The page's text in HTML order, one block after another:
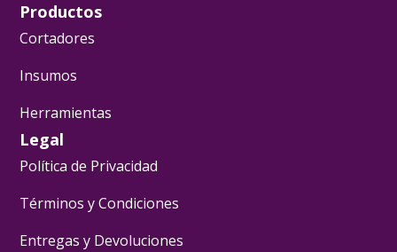
Productos
Cortadores
Insumos
Herramientas
Legal
Política de Privacidad
Términos y Condiciones
Entregas y Devoluciones